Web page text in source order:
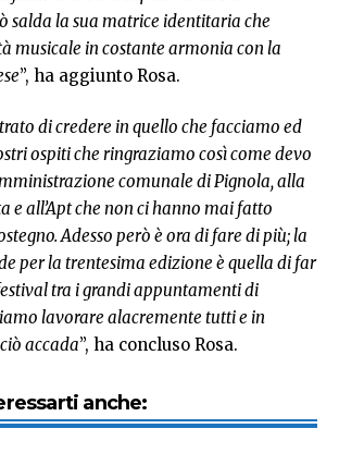
salda la sua matrice identitaria che
musicale in costante armonia con la
”, ha aggiunto Rosa.
di credere in quello che facciamo ed
ospiti che ringraziamo così come devo
comunale di Pignola, alla
e all’Apt che non ci hanno mai fatto
Adesso però è ora di fare di più; la
per la trentesima edizione è quella di far
tra i grandi appuntamenti di
lavorare alacremente tutti e in
accada”, ha concluso Rosa.
anche: